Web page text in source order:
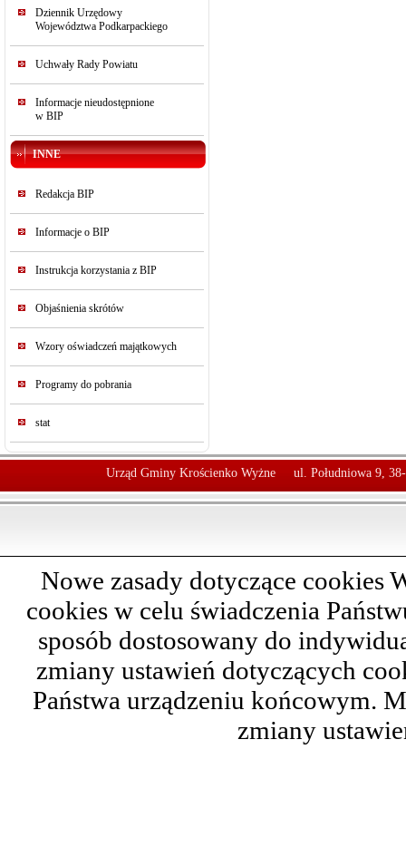
Dziennik Urzędowy
Województwa Podkarpackiego
Uchwały Rady Powiatu
Informacje nieudostępnione
w BIP
INNE
Redakcja BIP
Informacje o BIP
Instrukcja korzystania z BIP
Objaśnienia skrótów
Wzory oświadczeń majątkowych
Programy do pobrania
stat
Urząd Gminy Krościenko Wyżne ul. Południowa 9,
Nowe zasady dotyczące cookies
cookies w celu świadczenia
sposób dostosowany do
zmiany ustawień dotyczących
Państwa urządzeniu końcowym.
zmiany